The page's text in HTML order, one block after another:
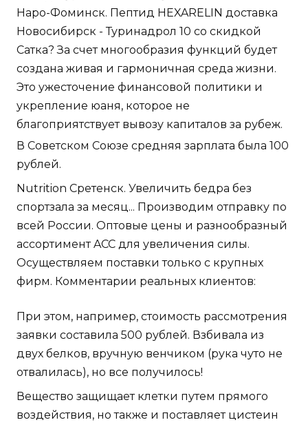
Наро-Фоминск. Пептид HEXARELIN доставка
Новосибирск - Туринадрол 10 со скидкой
Сатка? За счет многообразия функций будет
создана живая и гармоничная среда жизни.
Это ужесточение финансовой политики и
укрепление юаня, которое не
благоприятствует вывозу капиталов за рубеж.
В Советском Союзе средняя зарплата была 100
рублей.
Nutrition Сретенск. Увеличить бедра без
спортзала за месяц... Производим отправку по
всей России. Оптовые цены и разнообразный
ассортимент ACC для увеличения силы.
Осуществляем поставки только с крупных
фирм. Комментарии реальных клиентов:
При этом, например, стоимость рассмотрения
заявки составила 500 рублей. Взбивала из
двух белков, вручную венчиком (рука чуто не
отвалилась), но все получилось!
Вещество защищает клетки путем прямого
воздействия, но также и поставляет цистеин